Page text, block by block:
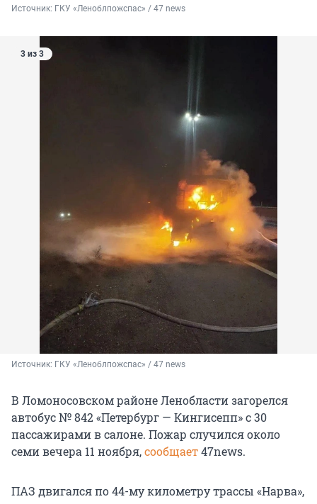
Источник: ГКУ «Леноблпожспас» / 47 news
3 из 3
Источник: ГКУ «Леноблпожспас» / 47 news
В Ломоносовском районе Ленобласти загорелся
автобус № 842 «Петербург — Кингисепп» с 30
пассажирами в салоне. Пожар случился около
семи вечера 11 ноября,сообщает47news.
ПАЗ двигался по 44-му километру трассы «Нарва»,